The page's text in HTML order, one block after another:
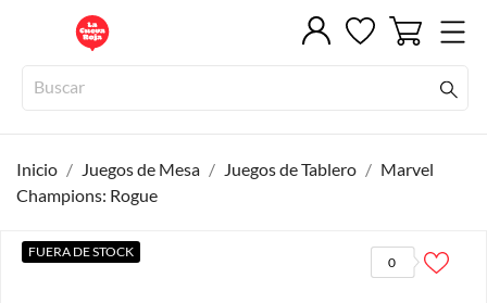
Inicio Juegos de Mesa Juegos de Tablero
Marvel
Champions: Rogue
0
FUERA DE STOCK